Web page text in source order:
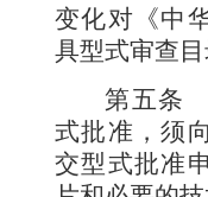
变化对《中
具型式审查目
第五
式批准，须
交型式批准